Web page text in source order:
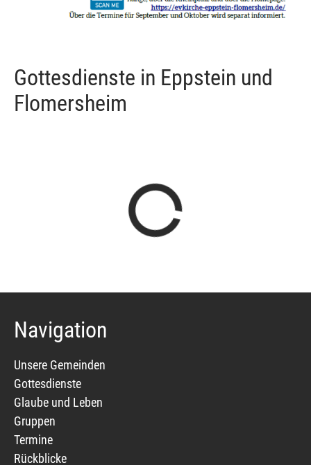
Gottesdienste in Eppstein und
Flomersheim
Navigation
Unsere Gemeinden
Gottesdienste
Glaube und Leben
Gruppen
Termine
Rückblicke